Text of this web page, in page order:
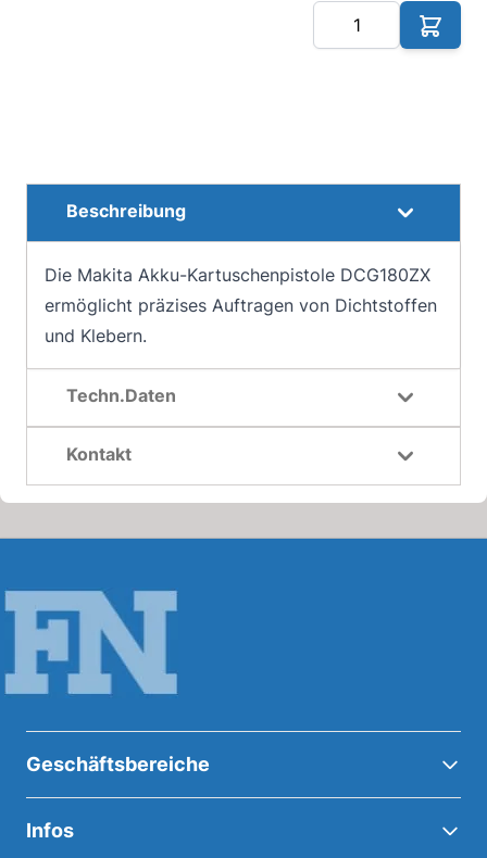
Beschreibung
Die Makita Akku-Kartuschenpistole DCG180ZX
ermöglicht präzises Auftragen von Dichtstoffen
und Klebern.
Techn.Daten
Kontakt
Geschäftsbereiche
Infos